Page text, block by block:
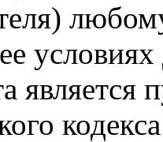
является